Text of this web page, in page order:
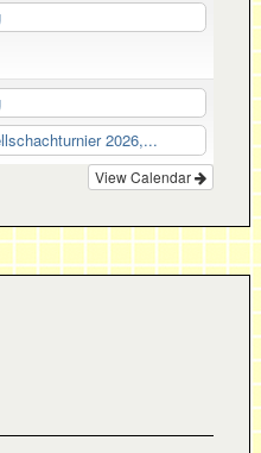
2026,...
View Calendar